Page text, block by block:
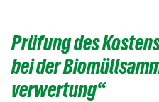
Prüfung des
bei der
verwertung“